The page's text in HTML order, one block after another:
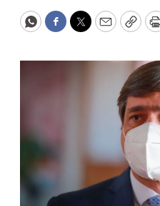
WhatsApp
Facebook
Twitter
Email